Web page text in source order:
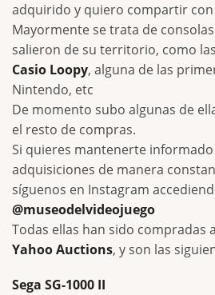
adquirido y quiero compartir
Mayormente se trata de
salieron de su territorio, como
Casio Loopy, alguna de las
Nintendo, etc
De momento subo algunas de
el resto de compras.
Si quieres mantenerte informado
adquisiciones de manera
síguenos en Instagram
@museodelvideojuego
Todas ellas han sido compradas
Yahoo Auctions, y son las
Sega SG-1000 II